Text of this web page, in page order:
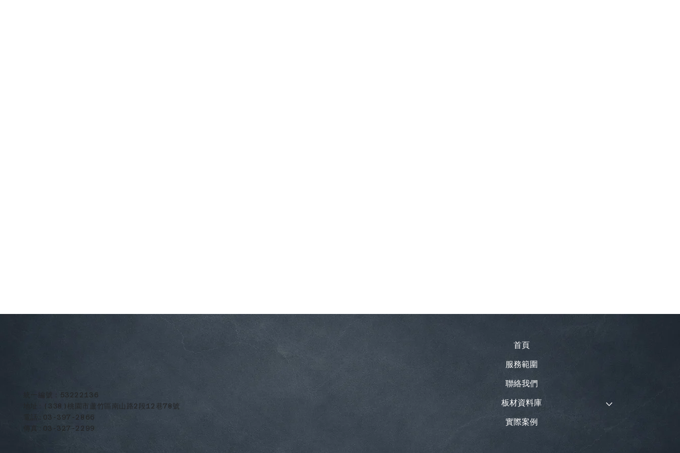
​統一編號：53222136
地址:(338)桃園市蘆竹區南山路2段12巷78號
電話:03-397-2866
傳真:03-327-2299
首頁
服務範圍
聯絡我們
板材資料庫
實際案例